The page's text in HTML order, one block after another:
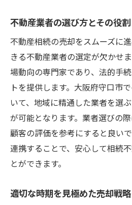
不動産業者の選び方とその役割
不動産相続の売却をスムーズに
きる不動産業者の選定が欠かせ
場動向の専門家であり、法的手
トを提供します。大阪府守口市
いて、地域に精通した業者を選
が可能となります。業者選びの
顧客の評価を参考にすると良い
連携することで、安心して相続
とができます。
適切な時期を見極めた売却戦略